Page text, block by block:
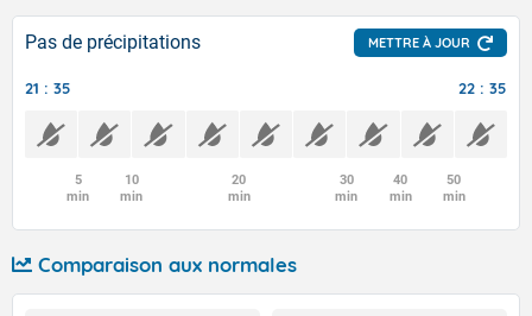
Pas de précipitations METTRE À JOUR
21 : 35 22 : 35
5
min
10
min
20
min
30
min
40
min
50
min
Comparaison aux normales